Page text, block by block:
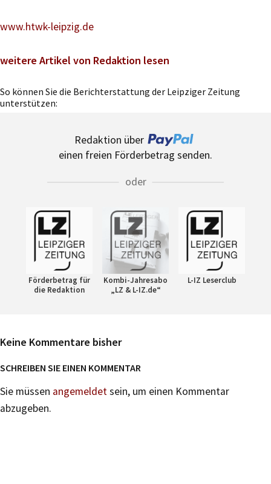
www.htwk-leipzig.de
weitere Artikel von Redaktion lesen
So können Sie die Berichterstattung der Leipziger Zeitung
unterstützen:
Redaktion über
einen freien Förderbetrag senden.
oder
Förderbetrag für
die Redaktion
Kombi-Jahresabo
„LZ & L-IZ.de“
L-IZ Leserclub
Keine Kommentare bisher
SCHREIBEN SIE EINEN KOMMENTAR
Sie müssen angemeldetsein, um einen Kommentar
abzugeben.